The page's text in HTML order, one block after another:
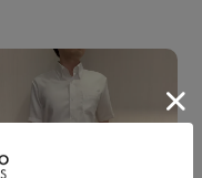
た価値ある逸品。